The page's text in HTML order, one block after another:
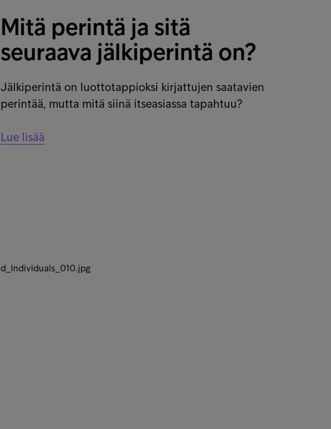
Mitä perintä ja sitä
seuraava jälkiperintä on?
Jälkiperintä on luottotappioksi kirjattujen saatavien
perintää, mutta mitä siinä itseasiassa tapahtuu?
Lue lisää